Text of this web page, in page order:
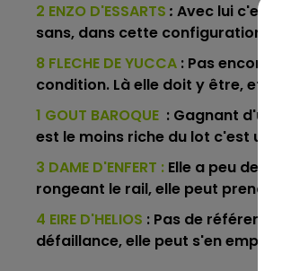
7h00 - 10h00
2 ENZO D'ESSARTS : Avec lui c'est
sans, dans cette configuration il
8 FLECHE DE YUCCA : Pas encore
condition. Là elle doit y être, et
1 GOUT BAROQUE : Gagnant d'un
est le moins riche du lot c'est
3 DAME D'ENFERT : Elle a peu de
rongeant le rail, elle peut
4 EIRE D'HELIOS : Pas de
défaillance, elle peut s'en